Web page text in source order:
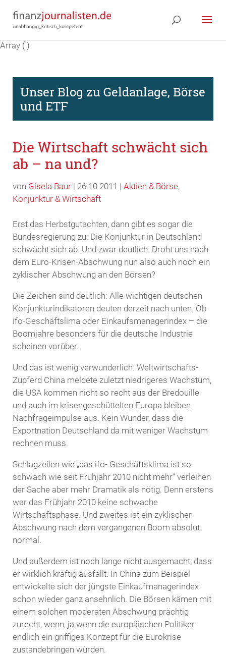
Array ( )
Unser Blog zu Geldanlage, Börse
und ETF
Die Wirtschaft schwächt sich
ab – na und?
von Gisela Baur| 26.10.2011 | Aktien & Börse,
Konjunktur & Wirtschaft
Erst das Herbstgutachten, dann gibt es sogar die
Bundesregierung zu: Die Konjunktur in Deutschland
schwächt sich ab. Und zwar deutlich. Droht uns nach
dem Euro-Krisen-Abschwung nun also auch noch ein
zyklischer Abschwung an den Börsen?
Die Zeichen sind deutlich: Alle wichtigen deutschen
Konjunkturindikatoren deuten derzeit nach unten. Ob
ifo-Geschäftslima oder Einkaufsmanagerindex – die
Boomjahre besonders für die deutsche Industrie
scheinen vorüber.
Und das ist wenig verwunderlich: Weltwirtschafts-
Zupferd China meldete zuletzt niedrigeres Wachstum,
die USA kommen nicht so recht aus der Bredouille
und auch im krisengeschüttelten Europa bleiben
Nachfrageimpulse aus. Kein Wunder, dass die
Exportnation Deutschland da mit weniger Wachstum
rechnen muss.
Schlagzeilen wie „das ifo- Geschäftsklima ist so
schwach wie seit Frühjahr 2010 nicht mehr“ verleihen
der Sache aber mehr Dramatik als nötig. Denn erstens
war das Frühjahr 2010 keine schwache
Wirtschaftsphase. Und zweites ist ein zyklischer
Abschwung nach dem vergangenen Boom absolut
normal.
Und außerdem ist noch lange nicht ausgemacht, dass
er wirklich kräftig ausfällt. In China zum Beispiel
entwickelte sich der jüngste Einkaufmanagerindex
schon wieder ganz ansehnlich. Die Börsen kämen mit
einem solchen moderaten Abschwung prächtig
zurecht, wenn, ja wenn die europäischen Politiker
endlich ein griffiges Konzept für die Eurokrise
zustandebringen würden.